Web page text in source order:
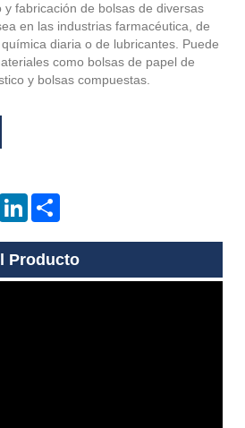
y fabricación de bolsas de diversas
en las industrias farmacéutica, de
diaria o de lubricantes. Puede
como bolsas de papel de
y bolsas compuestas.
PinterestLinkedIn
Producto